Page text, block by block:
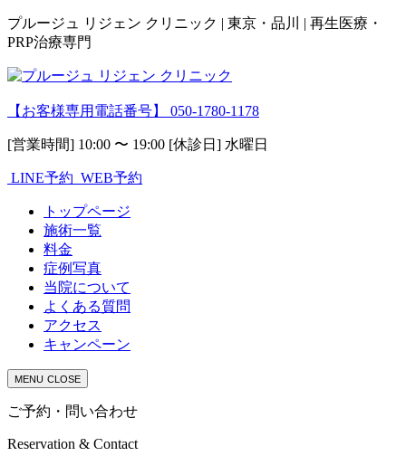
プルージュ リジェン クリニック | 東京・品川 | 再生医療・
PRP治療専門
【お客様専用電話番号】 050-1780-1178
[営業時間] 10:00 〜 19:00 [休診日] 水曜日
LINE予約 WEB予約
トップページ
施術一覧
料金
症例写真
当院について
よくある質問
アクセス
キャンペーン
MENU CLOSE
ご予約・問い合わせ
Reservation & Contact